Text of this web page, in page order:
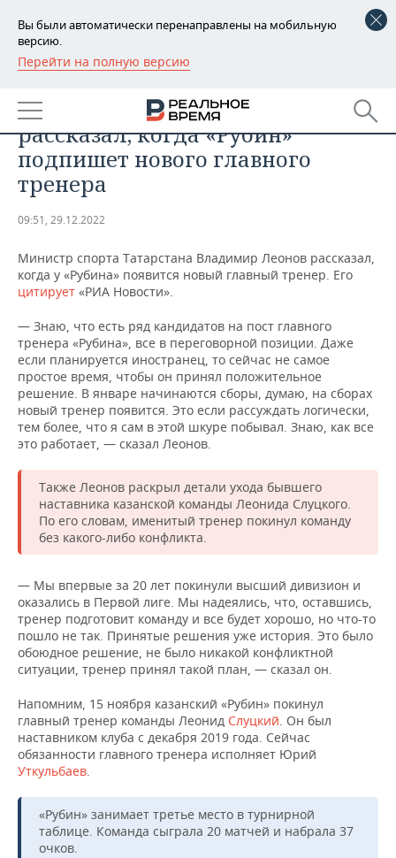
Вы были автоматически перенаправлены на мобильную
версию.
Перейти на полную версию
РЕГИОНЫ
БАШКОРТОСТАН
ТАТАРСТАН
УДМУРТИЯ
НОВОСТИ
АНАЛИТИКА
НОВОСТИ АНАЛИТИКИ
ДЕКЛАРАЦИИ О ДОХОДАХ
КОРОЛИ ГОСЗАКАЗА ПФО
КОМУ ПРИНАДЛЕЖАТ
ТОРГОВЫЕ ЦЕНТРЫ
ТАТАРСТАНА
ЭКОНОМИКА
НОВОСТИ ЭКОНОМИКИ
ФИНАНСЫ
БЮДЖЕТ
ИНВЕСТИЦИИ
ПРОМЫШЛЕННОСТЬ
НОВОСТИ
ПРОМЫШЛЕННОСТИ
АГРОПРОМ
МАШИНОСТРОЕНИЕ
НЕФТЕХИМИЯ
НЕФТЬ
ОПК
ЭНЕРГЕТИКА
НЕДВИЖИМОСТЬ
НОВОСТИ АВТО
БИЗНЕС
НОВОСТИ БИЗНЕСА
РОЗНИЧНАЯ ТОРГОВЛЯ
ТРАНСПОРТ
УСЛУГИ
ТЕХНОЛОГИИ
НОВОСТИ ТЕХНОЛОГИЙ
IT
МЕДИА
ТЕЛЕКОММУНИКАЦИИ
МЕРОПРИЯТИЯ
НОВОСТИ МЕРОПРИЯТИЙ
ВЫЕЗДНАЯ РЕДАКЦИЯ
БИЗНЕС-БРАНЧИ
ONLINE-КОНФЕРЕНЦИИ
ОТКРЫТАЯ ЛЕКЦИЯ
СПОРТ
НОВОСТИ СПОРТА
ФУТБОЛ
ХОККЕЙ
БАСКЕТБОЛ
ВОЛЕЙБОЛ
КИБЕРСПОРТ
ФИГУРНОЕ КАТАНИЕ
ВОДНЫЕ ВИДЫ СПОРТА
ХОККЕЙ С МЯЧОМ
ОБЩЕСТВО
НОВОСТИ ОБЩЕСТВА
ВЛАСТЬ
ИНФРАСТРУКТУРА
ИСТОРИЯ
КУЛЬТУРА
МЕДИЦИНА
ОБРАЗОВАНИЕ
ПРОИСШЕСТВИЯ
ФОТОГАЛЕРЕЯ
СЮЖЕТЫ
СПРАВОЧНИК
СПИСОК ПЕРСОН
СПИСОК КОМПАНИЙ
ПОЛНАЯ ВЕРСИЯ
Министр спорта Татарстана
рассказал, когда «Рубин»
подпишет нового главного
тренера
09:51, 29.12.2022
Министр спорта Татарстана Владимир Леонов рассказал,
когда у «Рубина» появится новый главный тренер. Его
цитирует «РИА Новости».
— Знаю, что есть ряд кандидатов на пост главного
тренера «Рубина», все в переговорной позиции. Даже
если планируется иностранец, то сейчас не самое
простое время, чтобы он принял положительное
решение. В январе начинаются сборы, думаю, на сборах
новый тренер появится. Это если рассуждать логически,
тем более, что я сам в этой шкуре побывал. Знаю, как все
это работает, — сказал Леонов.
Также Леонов раскрыл детали ухода бывшего
наставника казанской команды Леонида Слуцкого.
По его словам, именитый тренер покинул команду
без какого-либо конфликта.
— Мы впервые за 20 лет покинули высший дивизион и
оказались в Первой лиге. Мы надеялись, что, оставшись,
тренер подготовит команду и все будет хорошо, но что-то
пошло не так. Принятые решения уже история. Это было
обоюдное решение, не было никакой конфликтной
ситуации, тренер принял такой план, — сказал он.
Напомним, 15 ноября казанский «Рубин» покинул
главный тренер команды Леонид Слуцкий. Он был
наставником клуба с декабря 2019 года. Сейчас
обязанности главного тренера исполняет Юрий
Уткульбаев.
«Рубин» занимает третье место в турнирной
таблице. Команда сыграла 20 матчей и набрала 37
очков.